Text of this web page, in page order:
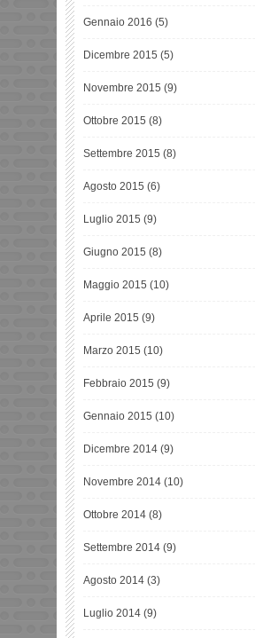
Gennaio 2016 (5)
Dicembre 2015 (5)
Novembre 2015 (9)
Ottobre 2015 (8)
Settembre 2015 (8)
Agosto 2015 (6)
Luglio 2015 (9)
Giugno 2015 (8)
Maggio 2015 (10)
Aprile 2015 (9)
Marzo 2015 (10)
Febbraio 2015 (9)
Gennaio 2015 (10)
Dicembre 2014 (9)
Novembre 2014 (10)
Ottobre 2014 (8)
Settembre 2014 (9)
Agosto 2014 (3)
Luglio 2014 (9)